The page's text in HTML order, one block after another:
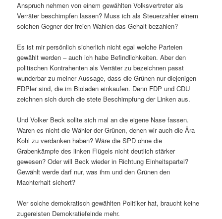
Anspruch nehmen von einem gewählten Volksvertreter als
Verräter beschimpfen lassen? Muss ich als Steuerzahler einem
solchen Gegner der freien Wahlen das Gehalt bezahlen?
Es ist mir persönlich sicherlich nicht egal welche Parteien
gewählt werden – auch ich habe Befindlichkeiten. Aber den
politischen Kontrahenten als Verräter zu bezeichnen passt
wunderbar zu meiner Aussage, dass die Grünen nur diejenigen
FDPler sind, die im Bioladen einkaufen. Denn FDP und CDU
zeichnen sich durch die stete Beschimpfung der Linken aus.
Und Volker Beck sollte sich mal an die eigene Nase fassen.
Waren es nicht die Wähler der Grünen, denen wir auch die Ära
Kohl zu verdanken haben? Wäre die SPD ohne die
Grabenkämpfe des linken Flügels nicht deutlich stärker
gewesen? Oder will Beck wieder in Richtung Einheitspartei?
Gewählt werde darf nur, was ihm und den Grünen den
Machterhalt sichert?
Wer solche demokratisch gewählten Politiker hat, braucht keine
zugereisten Demokratiefeinde mehr.